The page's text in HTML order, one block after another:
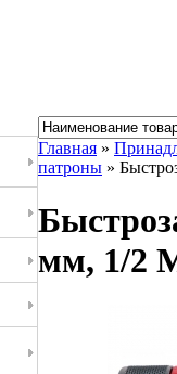
Главная »
патроны »
мм, 1/2